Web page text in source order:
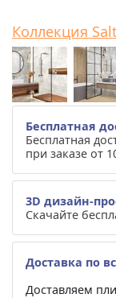
Коллекция Salt
Бесплатная
Бесплатная
при заказе от
3D дизайн-
Скачайте
Доставка по
Доставляем